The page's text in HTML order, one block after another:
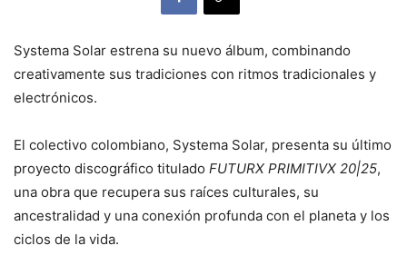
Systema Solar estrena su nuevo álbum, combinando
creativamente sus tradiciones con ritmos tradicionales y
electrónicos.
El colectivo colombiano, Systema Solar, presenta su último
proyecto discográfico titulado FUTURX PRIMITIVX 20|25,
una obra que recupera sus raíces culturales, su
ancestralidad y una conexión profunda con el planeta y los
ciclos de la vida.